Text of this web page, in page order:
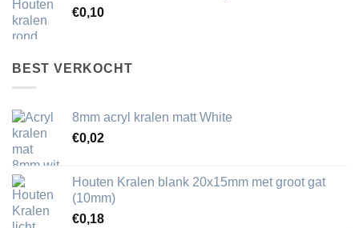
€0,10
BEST VERKOCHT
8mm acryl kralen matt White
€0,02
Houten Kralen blank 20x15mm met groot gat
(10mm)
€0,18